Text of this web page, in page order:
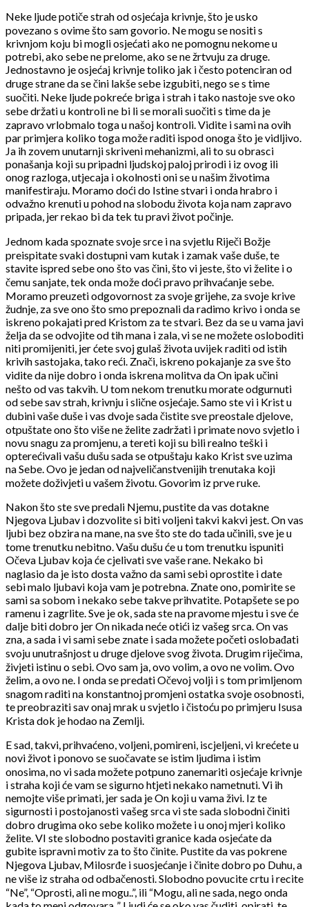
Neke ljude potiče strah od osjećaja krivnje, što je usko
povezano s ovime što sam govorio. Ne mogu se nositi s
krivnjom koju bi mogli osjećati ako ne pomognu nekome u
potrebi, ako sebe ne prelome, ako se ne žrtvuju za druge.
Jednostavno je osjećaj krivnje toliko jak i često potenciran od
druge strane da se čini lakše sebe izgubiti, nego se s time
suočiti. Neke ljude pokreće briga i strah i tako nastoje sve oko
sebe držati u kontroli ne bi li se morali suočiti s time da je
zapravo vrlobmalo toga u našoj kontroli. Vidite i sami na ovih
par primjera koliko toga može raditi ispod onoga što je vidljivo.
Ja ih zovem unutarnji skriveni mehanizmi, ali to su obrasci
ponašanja koji su pripadni ljudskoj paloj prirodi i iz ovog ili
onog razloga, utjecaja i okolnosti oni se u našim životima
manifestiraju. Moramo doći do Istine stvari i onda hrabro i
odvažno krenuti u pohod na slobodu života koja nam zapravo
pripada, jer rekao bi da tek tu pravi život počinje.
Jednom kada spoznate svoje srce i na svjetlu Riječi Božje
preispitate svaki dostupni vam kutak i zamak vaše duše, te
stavite ispred sebe ono što vas čini, što vi jeste, što vi želite i o
čemu sanjate, tek onda može doći pravo prihvaćanje sebe.
Moramo preuzeti odgovornost za svoje grijehe, za svoje krive
žudnje, za sve ono što smo prepoznali da radimo krivo i onda se
iskreno pokajati pred Kristom za te stvari. Bez da se u vama javi
želja da se odvojite od tih mana i zala, vi se ne možete osloboditi
niti promijeniti, jer ćete svoj gulaš života uvijek raditi od istih
krivih sastojaka, tako reći. Znači, iskreno pokajanje za sve što
vidite da nije dobro i onda iskrena molitva da On ipak učini
nešto od vas takvih. U tom nekom trenutku morate odgurnuti
od sebe sav strah, krivnju i slične osjećaje. Samo ste vi i Krist u
dubini vaše duše i vas dvoje sada čistite sve preostale djelove,
otpuštate ono što više ne želite zadržati i primate novo svjetlo i
novu snagu za promjenu, a tereti koji su bili realno teški i
opterećivali vašu dušu sada se otpuštaju kako Krist sve uzima
na Sebe. Ovo je jedan od najveličanstvenijih trenutaka koji
možete doživjeti u vašem životu. Govorim iz prve ruke.
Nakon što ste sve predali Njemu, pustite da vas dotakne
Njegova Ljubav i dozvolite si biti voljeni takvi kakvi jest. On vas
ljubi bez obzira na mane, na sve što ste do tada učinili, sve je u
tome trenutku nebitno. Vašu dušu će u tom trenutku ispuniti
Očeva Ljubav koja će cjelivati sve vaše rane. Nekako bi
naglasio da je isto dosta važno da sami sebi oprostite i date
sebi malo ljubavi koja vam je potrebna. Znate ono, pomirite se
sami sa sobom i nekako sebe takve prihvatite. Potapšete se po
ramenu i zagrlite. Sve je ok, sada ste na pravome mjestu i sve će
dalje biti dobro jer On nikada neće otići iz vašeg srca. On vas
zna, a sada i vi sami sebe znate i sada možete početi oslobađati
svoju unutrašnjost u druge djelove svog života. Drugim riječima,
živjeti istinu o sebi. Ovo sam ja, ovo volim, a ovo ne volim. Ovo
želim, a ovo ne. I onda se predati Očevoj volji i s tom primljenom
snagom raditi na konstantnoj promjeni ostatka svoje osobnosti,
te preobraziti sav onaj mrak u svjetlo i čistoću po primjeru Isusa
Krista dok je hodao na Zemlji.
E sad, takvi, prihvaćeno, voljeni, pomireni, iscjeljeni, vi krećete u
novi život i ponovo se suočavate se istim ljudima i istim
onosima, no vi sada možete potpuno zanemariti osjećaje krivnje
i straha koji će vam se sigurno htjeti nekako nametnuti. Vi ih
nemojte više primati, jer sada je On koji u vama živi. Iz te
sigurnosti i postojanosti vašeg srca vi ste sada slobodni činiti
dobro drugima oko sebe koliko možete i u onoj mjeri koliko
želite. VI ste slobodno postaviti granice kada osjećate da
gubite ispravni motiv za to što činite. Pustite da vas pokrene
Njegova Ljubav, Milosrđe i suosjećanje i činite dobro po Duhu, a
ne više iz straha od odbačenosti. Slobodno povucite crtu i recite
“Ne”, “Oprosti, ali ne mogu..”, ili “Mogu, ali ne sada, nego onda